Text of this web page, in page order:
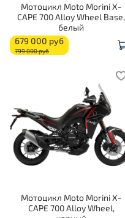
Мотоцикл Moto Morini X-
CAPE 700 Alloy Wheel Base,
белый
679 000 руб
799 000 руб
Мотоцикл Moto Morini X-
CAPE 700 Alloy Wheel,